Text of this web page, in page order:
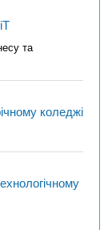
та
коледжі